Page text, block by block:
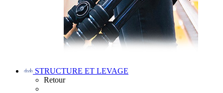
STRUCTURE ET LEVAGE
Retour